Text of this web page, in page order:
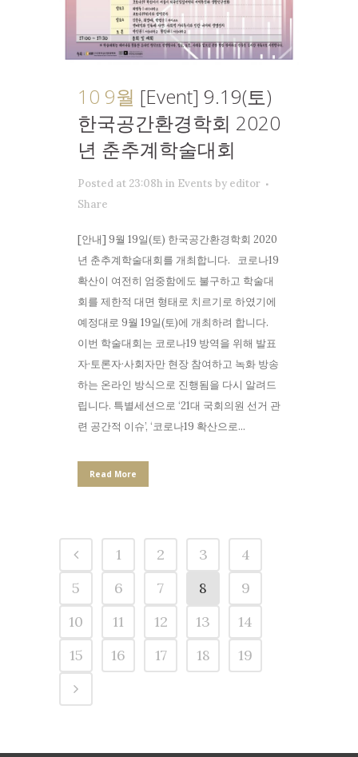
10 9월 [Event] 9.19(토)
한국공간환경학회 2020
년 춘추계학술대회
Posted at 23:08h in Events by editor
Share
[안내] 9월 19일(토) 한국공간환경학회 2020
년 춘추계학술대회를 개최합니다. 코로나19
확산이 여전히 엄중함에도 불구하고 학술대
회를 제한적 대면 형태로 치르기로 하였기에
예정대로 9월 19일(토)에 개최하려 합니다.
이번 학술대회는 코로나19 방역을 위해 발표
자·토론자·사회자만 현장 참여하고 녹화 방송
하는 온라인 방식으로 진행됨을 다시 알려드
립니다. 특별세션으로 ‘21대 국회의원 선거 관
련 공간적 이슈’, ‘코로나19 확산으로...
Read More
1 2 3
4
5
6 7 8
9
10
11 12 13
14
15
16 17 18 19